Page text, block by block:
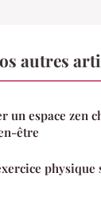
autres
un espace zen
être